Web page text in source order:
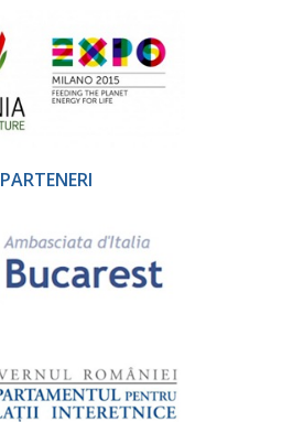
PARTENERI